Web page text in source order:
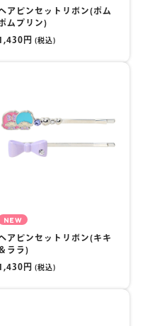
アピンセットリボン(ポム
ムプリン)
円 (税込)
NEW
アピンセットリボン(キキ
＆ララ)
円 (税込)